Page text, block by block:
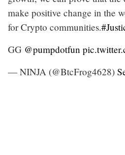
make positive change in the
for Crypto communities.
GG @pumpdotfun
— NINJA (@BtcFrog4628)